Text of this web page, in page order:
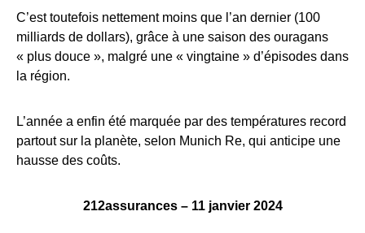
C’est toutefois nettement moins que l’an dernier (100
milliards de dollars), grâce à une saison des ouragans
« plus douce », malgré une « vingtaine » d’épisodes dans
la région.
L’année a enfin été marquée par des températures record
partout sur la planète, selon Munich Re, qui anticipe une
hausse des coûts.
212assurances – 11 janvier 2024